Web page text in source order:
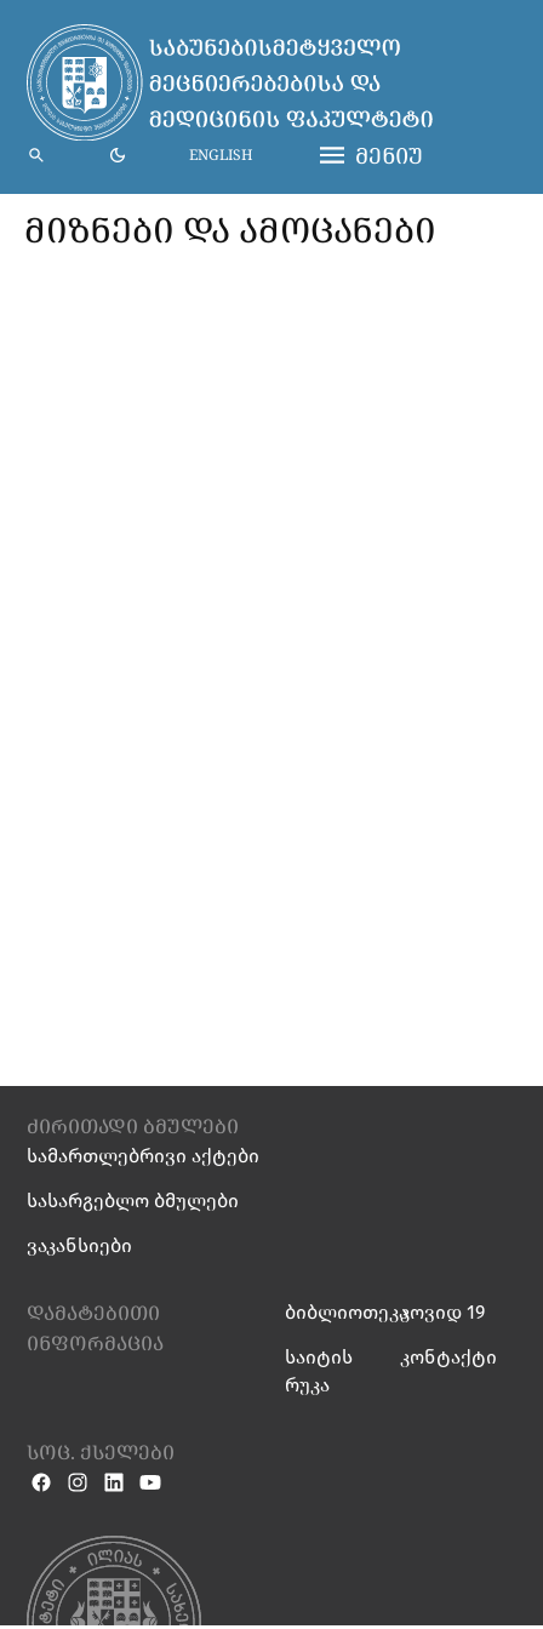
ENGLISH ᲛᲔᲜᲘᲣ
ᲛᲘᲖᲜᲔᲑᲘ ᲓᲐ ᲐᲛᲝᲪᲐᲜᲔᲑᲘ
ძირითადი ბმულები
სამართლებრივი აქტები
სასარგებლო ბმულები
ვაკანსიები
დამატებითი
ინფორმაცია
ბიბლიოთეკა
საიტის
რუკა
კოვიდ 19
კონტაქტი
სოც. ქსელები